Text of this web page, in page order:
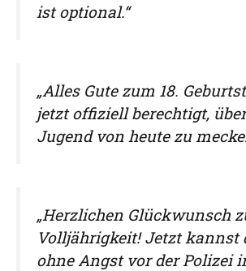
ist optional.“
„Alles Gute zum 18.
jetzt offiziell berechtigt,
Jugend von heute zu
„Herzlichen Glückwunsch
Volljährigkeit! Jetzt kannst
ohne Angst vor der Polizei